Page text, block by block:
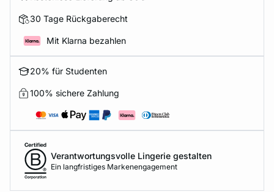
30 Tage Rückgaberecht
Mit Klarna bezahlen
20% für Studenten
100% sichere Zahlung
Verantwortungsvolle Lingerie gestalten
Ein langfristiges Markenengagement